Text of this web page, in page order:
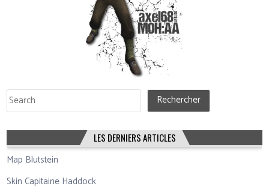
Rechercher Rechercher
LES DERNIERS ARTICLES
Map Blutstein
Skin Capitaine Haddock